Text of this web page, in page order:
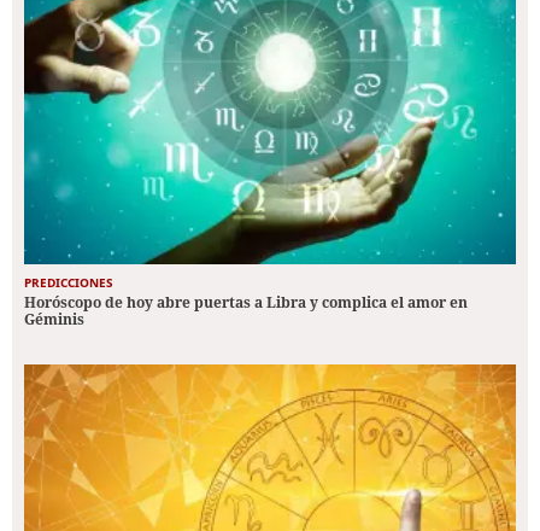
PREDICCIONES
Horóscopo de hoy abre puertas a Libra y complica el amor en
Géminis